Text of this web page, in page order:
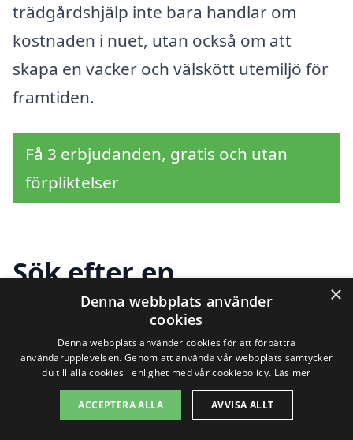
trädgårdshjälp inte bara handlar om
kostnaden i nuet, utan också om att
skapa en vacker och välskött utemiljö för
framtiden.
Få 3 erbjudanden, gratis och utan
förpliktelser
Sök efter en
professionell för
trädgårdshjälp i andra
städer nära Rockneby
×
Denna webbplats använder
cookies
Denna webbplats använder cookies för att förbättra
användarupplevelsen. Genom att använda vår webbplats samtycker
du till alla cookies i enlighet med vår cookiepolicy. Läs mer
ACCEPTERA ALLA AVVISA ALLT